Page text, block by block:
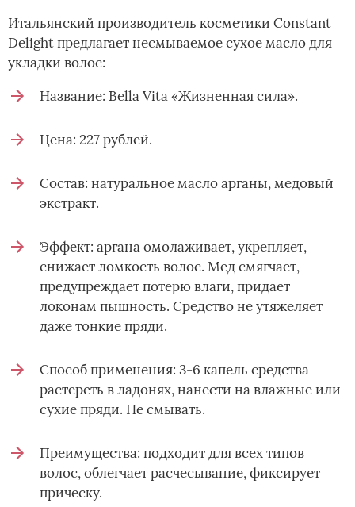
Итальянский производитель косметики Constant
Delight предлагает несмываемое сухое масло для
укладки волос:
Название: Bella Vita «Жизненная сила».
Цена: 227 рублей.
Состав: натуральное масло арганы, медовый
экстракт.
Эффект: аргана омолаживает, укрепляет,
снижает ломкость волос. Мед смягчает,
предупреждает потерю влаги, придает
локонам пышность. Средство не утяжеляет
даже тонкие пряди.
Способ применения: 3-6 капель средства
растереть в ладонях, нанести на влажные или
сухие пряди. Не смывать.
Преимущества: подходит для всех типов
волос, облегчает расчесывание, фиксирует
прическу.